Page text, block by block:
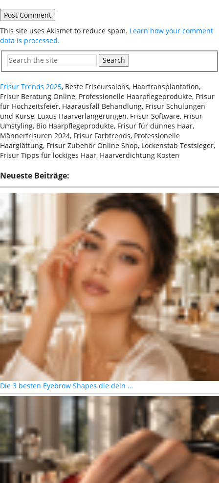
This site uses Akismet to reduce spam. Learn how your comment
data is processed.
Search
Frisur Trends 2025, Beste Friseursalons, Haartransplantation,
Frisur Beratung Online, Professionelle Haarpflegeprodukte, Frisur
für Hochzeitsfeier, Haarausfall Behandlung, Frisur Schulungen
und Kurse, Luxus Haarverlängerungen, Frisur Software, Frisur
Umstyling, Bio Haarpflegeprodukte, Frisur für dünnes Haar,
Männerfrisuren 2024, Frisur Farbtrends, Professionelle
Haarglättung, Frisur Zubehör Online Shop, Lockenstab Testsieger,
Frisur Tipps für lockiges Haar, Haarverdichtung Kosten
Neueste Beiträge:
Die 3 besten Eyebrow Shapes die dein …